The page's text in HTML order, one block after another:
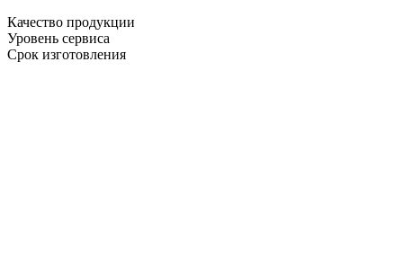
Качество продукции
Уровень сервиса
Срок изготовления